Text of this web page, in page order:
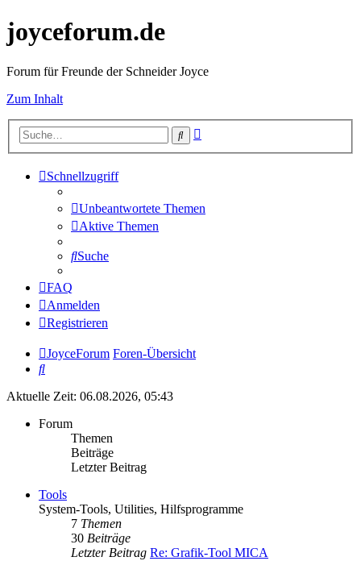
joyceforum.de
Forum für Freunde der Schneider Joyce
Zum Inhalt
Suche
Schnellzugriff
Unbeantwortete Themen
Aktive Themen
Suche
FAQ
Anmelden
Registrieren
JoyceForum Foren-Übersicht
Suche
Aktuelle Zeit: 06.08.2026, 05:43
Forum
Themen
Beiträge
Letzter Beitrag
Tools
System-Tools, Utilities, Hilfsprogramme
7 Themen
30 Beiträge
Letzter Beitrag Re: Grafik-Tool MICA